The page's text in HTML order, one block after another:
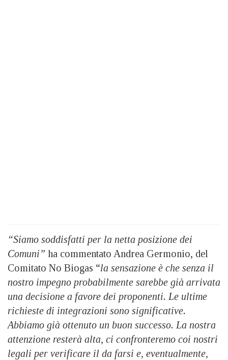
“Siamo soddisfatti per la netta posizione dei
Comuni” ha commentato Andrea Germonio, del
Comitato No Biogas “la sensazione è che senza il
nostro impegno probabilmente sarebbe già arrivata
una decisione a favore dei proponenti. Le ultime
richieste di integrazioni sono significative.
Abbiamo già ottenuto un buon successo. La nostra
attenzione resterà alta, ci confronteremo coi nostri
legali per verificare il da farsi e, eventualmente,